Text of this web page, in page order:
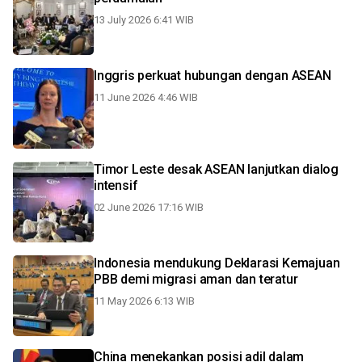
13 July 2026 6:41 WIB
Inggris perkuat hubungan dengan ASEAN
11 June 2026 4:46 WIB
Timor Leste desak ASEAN lanjutkan dialog
intensif
02 June 2026 17:16 WIB
Indonesia mendukung Deklarasi Kemajuan
PBB demi migrasi aman dan teratur
11 May 2026 6:13 WIB
China menekankan posisi adil dalam